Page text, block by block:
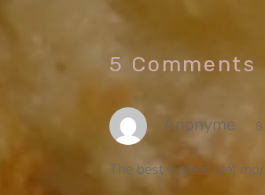
5 Comments
Anonyme
The best « pièce (dé)